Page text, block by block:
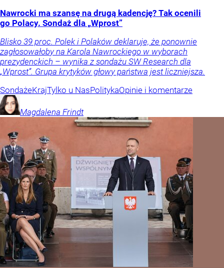
Nawrocki ma szansę na drugą kadencję? Tak ocenili
go Polacy. Sondaż dla „Wprost”
Blisko 39 proc. Polek i Polaków deklaruje, że ponownie
zagłosowałoby na Karola Nawrockiego w wyborach
prezydenckich – wynika z sondażu SW Research dla
„Wprost”. Grupa krytyków głowy państwa jest liczniejsza.
SondażeKrajTylko u NasPolitykaOpinie i komentarze
Magdalena Frindt